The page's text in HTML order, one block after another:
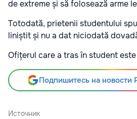
de extreme și să folosează arme
Totodată, prietenii studentului
liniștit și nu a dat niciodată
Ofițerul care a tras în student
Подпишитесь на новости
Источник